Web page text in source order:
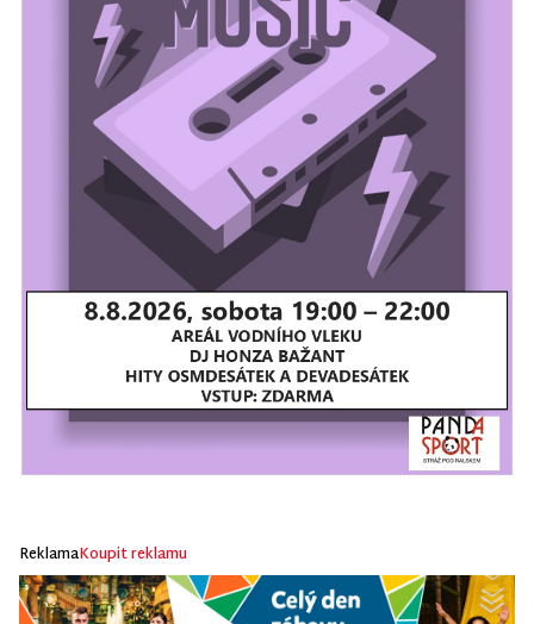
ReklamaKoupit reklamu